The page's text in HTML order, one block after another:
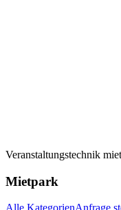
Veranstaltungstechnik
Mietpark